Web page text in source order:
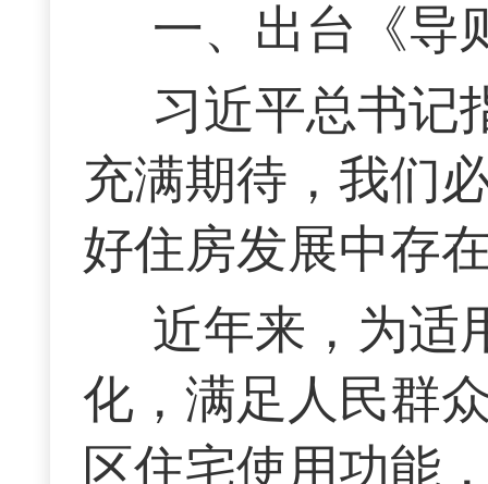
一、出台《导
习近平总书记
充满期待，我们
好住房发展中存
近年来，为适
化，满足人民群
区住宅使用功能